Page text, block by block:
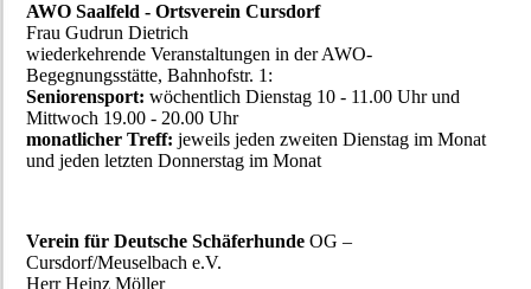
AWO Saalfeld - Ortsverein Cursdorf
Frau Gudrun Dietrich
wiederkehrende Veranstaltungen in der AWO-
Begegnungsstätte, Bahnhofstr. 1:
Seniorensport: wöchentlich Dienstag 10 - 11.00 Uhr und
Mittwoch 19.00 - 20.00 Uhr
monatlicher Treff: jeweils jeden zweiten Dienstag im Monat
und jeden letzten Donnerstag im Monat
Verein für Deutsche Schäferhunde OG –
Cursdorf/Meuselbach e.V.
Herr Heinz Möller